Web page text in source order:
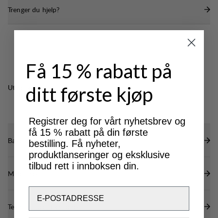
bak.
Trenger du hjelp?
Utmerket for
OUTDOOR LIFE
Bærekraftsegenskaper
Materialer
Tekniske spesifikasjoner
Få 15 % rabatt på
ditt første kjøp
Registrer deg for vårt nyhetsbrev og
få 15 % rabatt på din første
bestilling. Få nyheter,
produktlanseringer og eksklusive
tilbud rett i innboksen din.